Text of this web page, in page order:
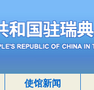
使馆新闻